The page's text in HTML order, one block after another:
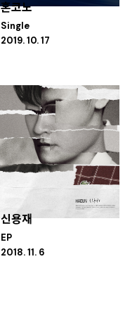
혼코노
Single
2019. 10. 17
신용재
EP
2018. 11. 6